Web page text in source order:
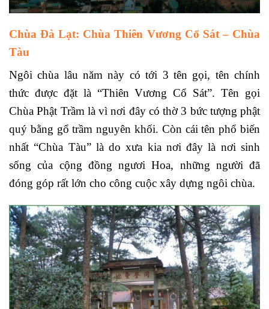
Chùa Đà Lạt: Chùa Thiên Vương Cổ Sát – Chùa
Tàu
Ngôi chùa lâu năm này có tới 3 tên gọi, tên chính
thức được đặt là “Thiên Vương Cổ Sát”. Tên gọi
Chùa Phật Trầm là vì nơi đây có thờ 3 bức tượng phật
quý bằng gổ trầm nguyên khối. Còn cái tên phổ biến
nhất “Chùa Tàu” là do xưa kia nơi đây là nơi sinh
sống của cộng đồng ngươi Hoa, những người đã
đóng góp rất lớn cho công cuộc xây dựng ngôi chùa.